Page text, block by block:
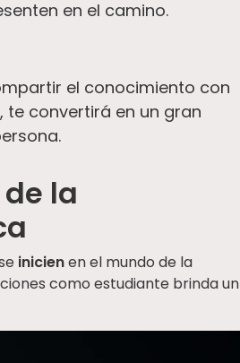
en el camino.
el conocimiento con
te convertirá en un gran
la
inicienen el mundo de la
como estudiante brinda un